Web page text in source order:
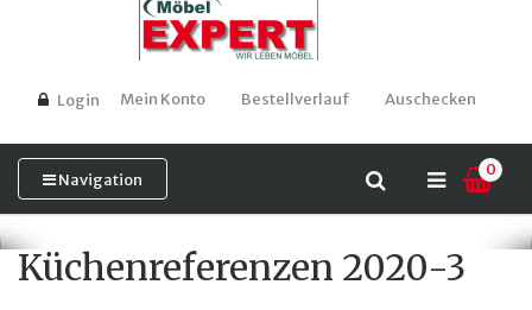
Login Mein Konto Bestellverlauf Auschecken
Navigation
0
Küchenreferenzen 2020-3